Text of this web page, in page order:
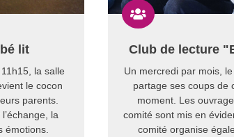
lit
la salle
le cocon
parents.
la
émotions.

Club de lecture
Un mercredi par mois,
partage ses coups
moment. Les
comité sont mis en
comité organise